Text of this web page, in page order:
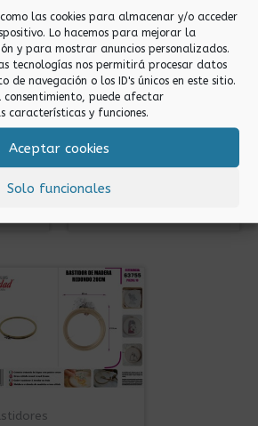
las cookies para almacenar y/o acceder
Lo hacemos para mejorar la
y para mostrar anuncios personalizados.
tecnologías nos permitirá procesar datos
de navegación o los ID's únicos en este sitio.
puede afectar
características y funciones.
Aceptar cookies
Solo funcionales
Bastidores
BASTIDOR BAMBU